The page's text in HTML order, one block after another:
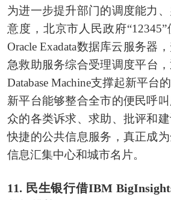
为进一步提升部门的调度能力
意度，北京市人民政府
Oracle Exadata数据库云服务器
急救助服务综合受理调度平台，
Database Machine支撑起新平台
新平台能够整合全市的便民呼
众的各类诉求、求助、批评和
快捷的公共信息服务，真正成为
信息汇集中心和城市名片。
11. 民生银行借IBM